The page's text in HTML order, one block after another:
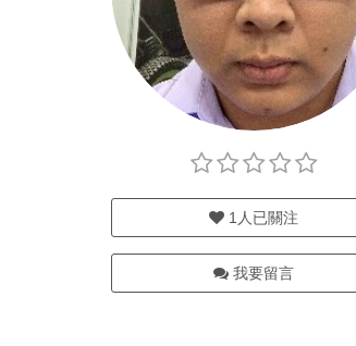
1 人已關注
我要留言